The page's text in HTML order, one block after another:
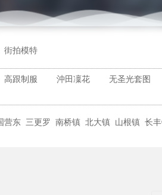
街拍模特
高跟制服 沖田凜花 无圣光套图
营东 三更罗 南桥镇 北大镇 山根镇 长